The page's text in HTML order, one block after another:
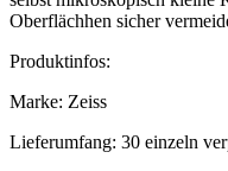
Oberflächhen sicher
Produktinfos:
Marke: Zeiss
Lieferumfang: 30 einzeln